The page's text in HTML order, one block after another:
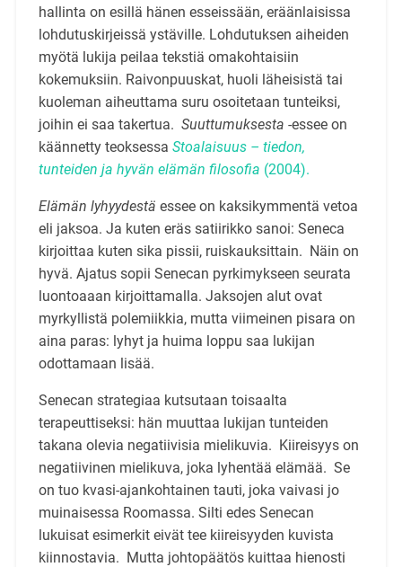
hallinta on esillä hänen esseissään, eräänlaisissa
lohdutuskirjeissä ystäville. Lohdutuksen aiheiden
myötä lukija peilaa tekstiä omakohtaisiin
kokemuksiin. Raivonpuuskat, huoli läheisistä tai
kuoleman aiheuttama suru osoitetaan tunteiksi,
joihin ei saa takertua. Suuttumuksesta -essee on
käännetty teoksessa Stoalaisuus – tiedon,
tunteiden ja hyvän elämän filosofia (2004).
Elämän lyhyydestä essee on kaksikymmentä vetoa
eli jaksoa. Ja kuten eräs satiirikko sanoi: Seneca
kirjoittaa kuten sika pissii, ruiskauksittain. Näin on
hyvä. Ajatus sopii Senecan pyrkimykseen seurata
luontoaaan kirjoittamalla. Jaksojen alut ovat
myrkyllistä polemiikkia, mutta viimeinen pisara on
aina paras: lyhyt ja huima loppu saa lukijan
odottamaan lisää.
Senecan strategiaa kutsutaan toisaalta
terapeuttiseksi: hän muuttaa lukijan tunteiden
takana olevia negatiivisia mielikuvia. Kiireisyys on
negatiivinen mielikuva, joka lyhentää elämää. Se
on tuo kvasi-ajankohtainen tauti, joka vaivasi jo
muinaisessa Roomassa. Silti edes Senecan
lukuisat esimerkit eivät tee kiireisyyden kuvista
kiinnostavia. Mutta johtopäätös kuittaa hienosti